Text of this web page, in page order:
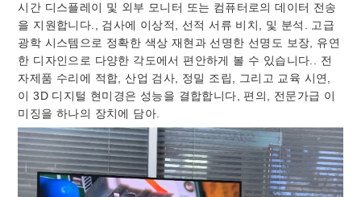
시간 디스플레이 및 외부 모니터 또는 컴퓨터로의 데이터 전송
을 지원합니다., 검사에 이상적, 선적 서류 비치, 및 분석. 고급
광학 시스템으로 정확한 색상 재현과 선명한 선명도 보장, 유연
한 디자인으로 다양한 각도에서 편안하게 볼 수 있습니다.. 전
자제품 수리에 적합, 산업 검사, 정밀 조립, 그리고 교육 시연,
이 3D 디지털 현미경은 성능을 결합합니다, 편의, 전문가급 이
미징을 하나의 장치에 담아.